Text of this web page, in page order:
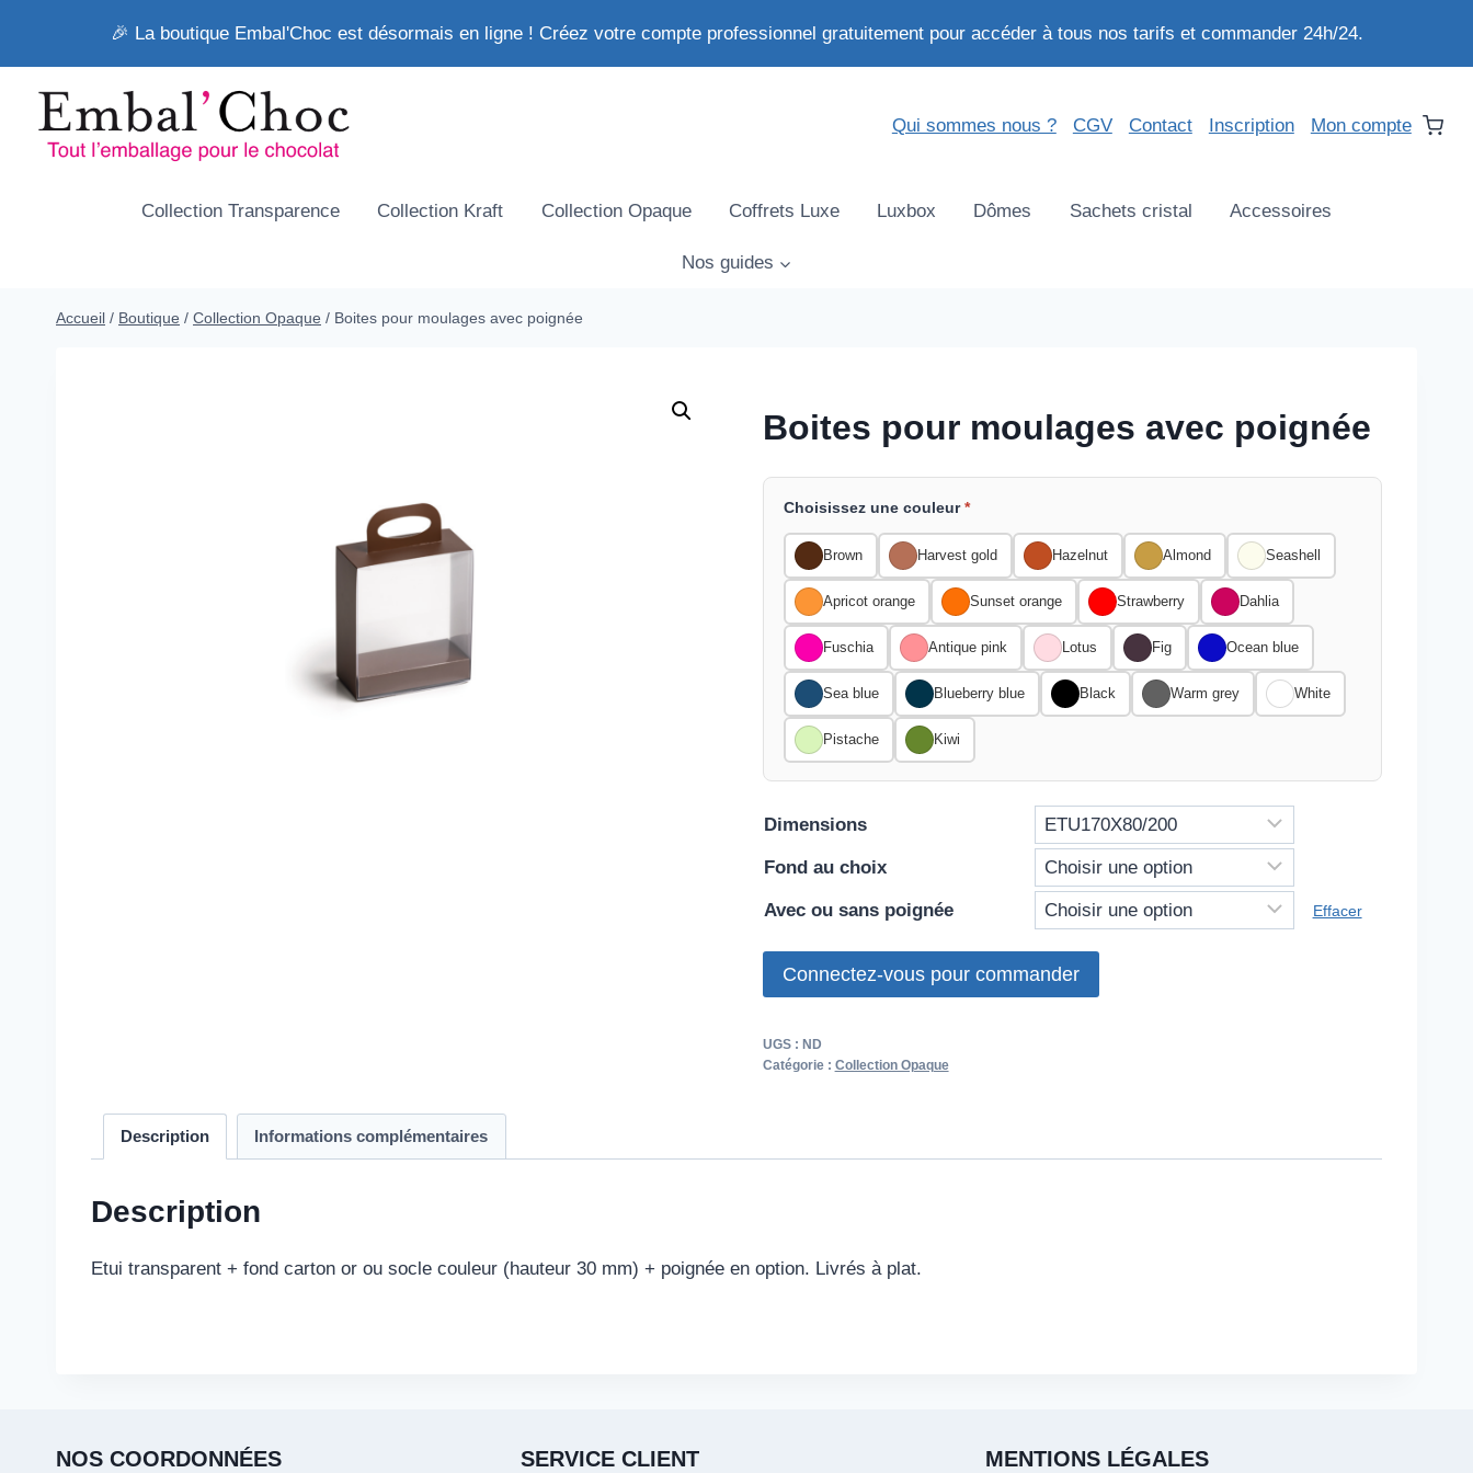
contenu
🎉 La boutique Embal'Choc est désormais en ligne ! Créez votre compte professionnel gratuitement pour accéder à tous nos tarifs et commander 24h/24.
Qui sommes nous ? CGV Contact Inscription Mon compte
Collection Transparence Collection Kraft Collection Opaque Coffrets Luxe Luxbox Dômes Sachets cristal Accessoires
Nos guides
Accueil / Boutique / Collection Opaque / Boites pour moulages avec poignée
Boites pour moulages avec poignée
Choisissez une couleur*
Brown Harvest gold Hazelnut Almond Seashell
Apricot orange Sunset orange Strawberry Dahlia
Fuschia Antique pink Lotus Fig Ocean blue
Sea blue Blueberry blue Black Warm grey White
Pistache Kiwi
Dimensions
Fond au choix
Avec ou sans poignée Effacer
Connectez-vous pour commander
UGS : ND
Catégorie : Collection Opaque
Description Informations complémentaires
Description
Etui transparent + fond carton or ou socle couleur (hauteur 30 mm) + poignée en option. Livrés à plat.
NOS COORDONNÉES SERVICE CLIENT MENTIONS LÉGALES